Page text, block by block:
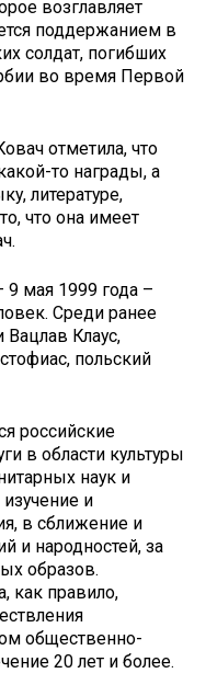
возглавляет
поддержанием в
солдат, погибших
во время Первой
отметила, что
то награды, а
литературе,
что она имеет
мая 1999 года –
Среди ранее
Клаус,
польский
российские
в области культуры
наук и
и
в сближение и
и народностей, за
образов.
как правило,
общественно-
20 лет и более.